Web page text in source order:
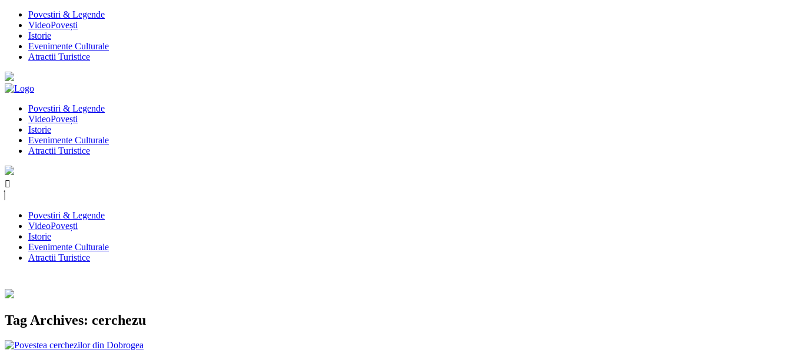
Povestiri & Legende
VideoPovești
Istorie
Evenimente Culturale
Atractii Turistice
Povestiri & Legende
VideoPovești
Istorie
Evenimente Culturale
Atractii Turistice
Povestiri & Legende
VideoPovești
Istorie
Evenimente Culturale
Atractii Turistice
Tag Archives: cerchezu